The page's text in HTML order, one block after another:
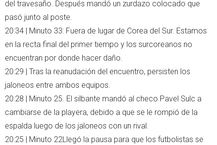
del travesaño. Después mandó un zurdazo colocado que
pasó junto al poste.
20:34 | Minuto 33: Fuera de lugar de Corea del Sur. Estamos
en la recta final del primer tiempo y los surcoreanos no
encuentran por donde hacer daño.
20:29 | Tras la reanudación del encuentro, persisten los
jaloneos entre ambos equipos.
20:28 | Minuto 25. El silbante mandó al checo Pavel Sulc a
cambiarse de la playera, debido a que se le rompió de la
espalda luego de los jaloneos con un rival.
20:25 | Minuto 22Llegó la pausa para que los futbolistas se